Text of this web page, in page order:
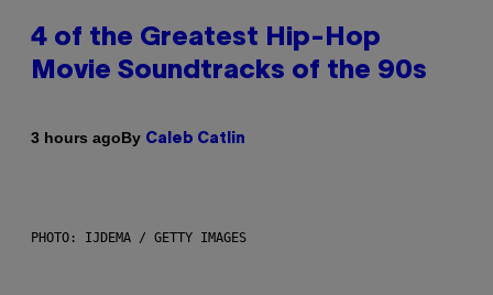
4 of the Greatest Hip-Hop
Movie Soundtracks of the 90s
3 hours agoBy Caleb Catlin
PHOTO: IJDEMA / GETTY IMAGES